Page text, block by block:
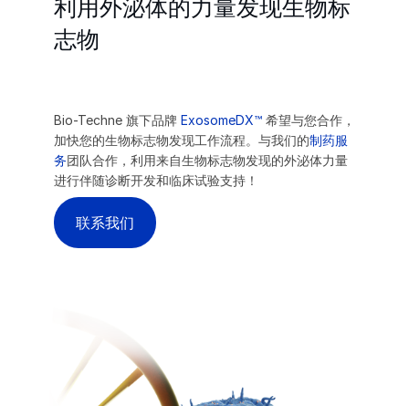
利用外泌体的力量发现生物标
志物
Bio-Techne 旗下品牌 ExosomeDX™ 希望与您合作，
加快您的生物标志物发现工作流程。与我们的制药服
务团队合作，利用来自生物标志物发现的外泌体力量
进行伴随诊断开发和临床试验支持！
联系我们